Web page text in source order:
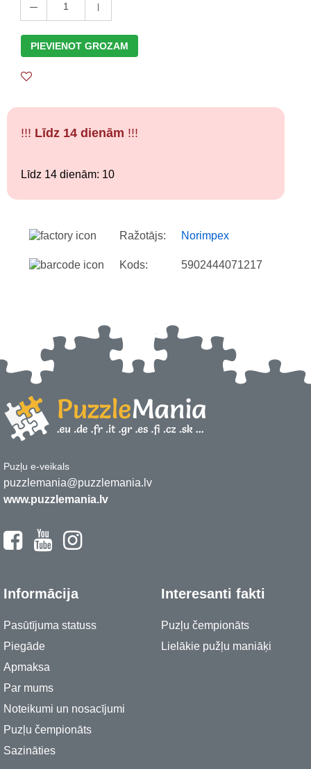
1
PIEVIENOT GROZAM
!!! Līdz 14 dienām !!!
Līdz 14 dienām: 10
Ražotājs: Norimpex
Kods: 5902444071217
Puzļu e-veikals
puzzlemania@puzzlemania.lv
www.puzzlemania.lv
Informācija
Pasūtījuma statuss
Piegāde
Apmaksa
Par mums
Noteikumi un nosacījumi
Puzļu čempionāts
Sazināties
Interesanti fakti
Puzļu čempionāts
Lielākie pužļu maniāķi